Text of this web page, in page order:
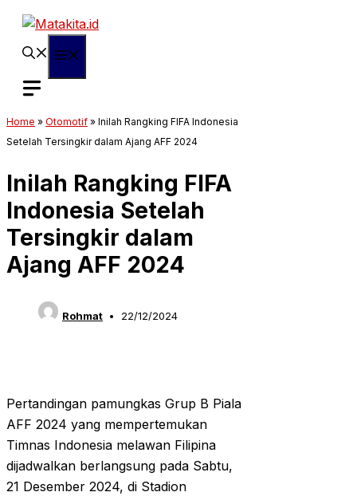
Langsung
Home » Otomotif » Inilah Rangking FIFA Indonesia
Setelah Tersingkir dalam Ajang AFF 2024
Inilah Rangking FIFA
Indonesia Setelah
Tersingkir dalam
Ajang AFF 2024
Rohmat 22/12/2024
Pertandingan pamungkas Grup B Piala
AFF 2024 yang mempertemukan
Timnas Indonesia melawan Filipina
dijadwalkan berlangsung pada Sabtu,
21 Desember 2024, di Stadion